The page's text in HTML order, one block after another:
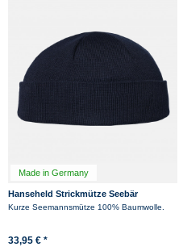
Made in Germany
Hanseheld Strickmütze Seebär
Baumwolle Dockermütze kurz flach -
Kurze Seemannsmütze 100% Baumwolle.
33,95 € *